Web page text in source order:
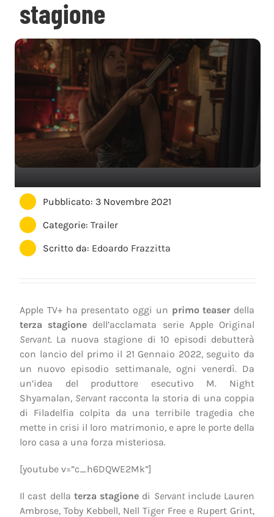
stagione
Pubblicato: 3 Novembre 2021
Categorie:Trailer
Scritto da: Edoardo Frazzitta
Apple TV+ ha presentato oggi un primo teaser della
terza stagione dell’acclamata serie Apple Original
Servant. La nuova stagione di 10 episodi debutterà
con lancio del primo il 21 Gennaio 2022, seguito da
un nuovo episodio settimanale, ogni venerdì. Da
un’idea del produttore esecutivo M. Night
Shyamalan, Servantracconta la storia di una coppia
di Filadelfia colpita da una terribile tragedia che
mette in crisi il loro matrimonio, e apre le porte della
loro casa a una forza misteriosa.
[youtube v=”c_h6DQWE2Mk”]
Il cast della terza stagione di Servantinclude Lauren
Ambrose, Toby Kebbell, Nell Tiger Free e Rupert Grint,